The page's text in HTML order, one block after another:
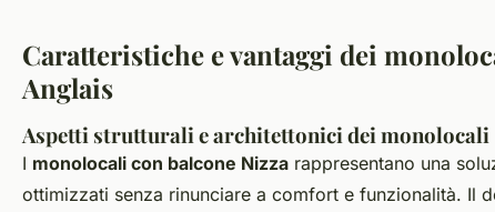
Caratteristiche e vantaggi dei
Anglais
Aspetti strutturali e architettonici dei monolocali
I monolocali con balcone Nizza rappresentano una
ottimizzati senza rinunciare a comfort e funzionalità. Il